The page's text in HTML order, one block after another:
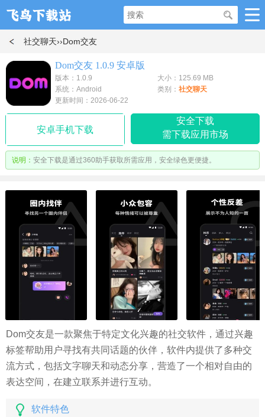
社交聊天››Dom交友
Dom交友 1.0.9 安卓版
版本：1.0.9
大小：125.69 MB
系统：Android
类别： 社交聊天
更新时间：2026-06-22
安卓手机下载
安全下载
需下载应用市场
说明： 安全下载是通过360助手获取所需应用，安全绿色更便捷。
Dom交友是一款聚焦于特定文化兴趣的社交软件，通过兴趣
标签帮助用户寻找有共同话题的伙伴，软件内提供了多种交
流方式，包括文字聊天和动态分享，营造了一个相对自由的
表达空间，在建立联系并进行互动。
软件特色